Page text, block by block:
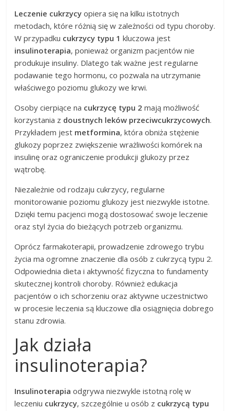
Leczenie cukrzycy opiera się na kilku istotnych
metodach, które różnią się w zależności od typu choroby.
W przypadku cukrzycy typu 1 kluczowa jest
insulinoterapia, ponieważ organizm pacjentów nie
produkuje insuliny. Dlatego tak ważne jest regularne
podawanie tego hormonu, co pozwala na utrzymanie
właściwego poziomu glukozy we krwi.
Osoby cierpiące na cukrzycę typu 2 mają możliwość
korzystania z doustnych leków przeciwcukrzycowych.
Przykładem jest metformina, która obniża stężenie
glukozy poprzez zwiększenie wrażliwości komórek na
insulinę oraz ograniczenie produkcji glukozy przez
wątrobę.
Niezależnie od rodzaju cukrzycy, regularne
monitorowanie poziomu glukozy jest niezwykle istotne.
Dzięki temu pacjenci mogą dostosować swoje leczenie
oraz styl życia do bieżących potrzeb organizmu.
Oprócz farmakoterapii, prowadzenie zdrowego trybu
życia ma ogromne znaczenie dla osób z cukrzycą typu 2.
Odpowiednia dieta i aktywność fizyczna to fundamenty
skutecznej kontroli choroby. Również edukacja
pacjentów o ich schorzeniu oraz aktywne uczestnictwo
w procesie leczenia są kluczowe dla osiągnięcia dobrego
stanu zdrowia.
Jak działa
insulinoterapia?
Insulinoterapia odgrywa niezwykle istotną rolę w
leczeniu cukrzycy, szczególnie u osób z cukrzycą typu